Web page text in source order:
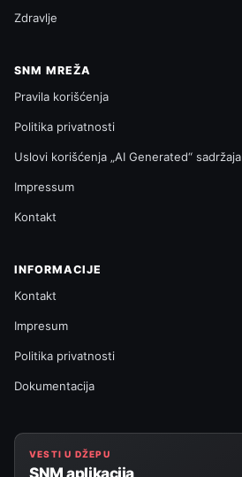
Zdravlje
SNM MREŽA
Pravila korišćenja
Politika privatnosti
Uslovi korišćenja „AI Generated“ sadržaja
Impressum
Kontakt
INFORMACIJE
Kontakt
Impresum
Politika privatnosti
Dokumentacija
VESTI U DŽEPU
SNM aplikacija